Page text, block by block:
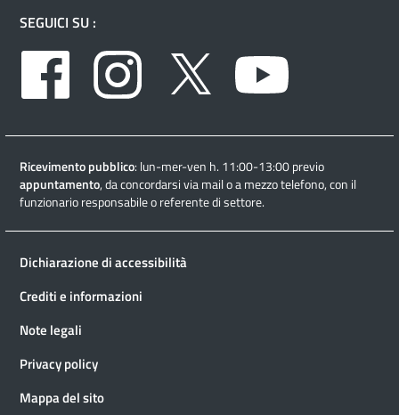
SEGUICI SU :
Facebook
Instagram Twitter
Ricevimento pubblico: lun-mer-ven h. 11:00-13:00 previo
appuntamento, da concordarsi via mail o a mezzo telefono, con il
funzionario responsabile o referente di settore.
Dichiarazione di accessibilità
Crediti e informazioni
Note legali
Privacy policy
Mappa del sito